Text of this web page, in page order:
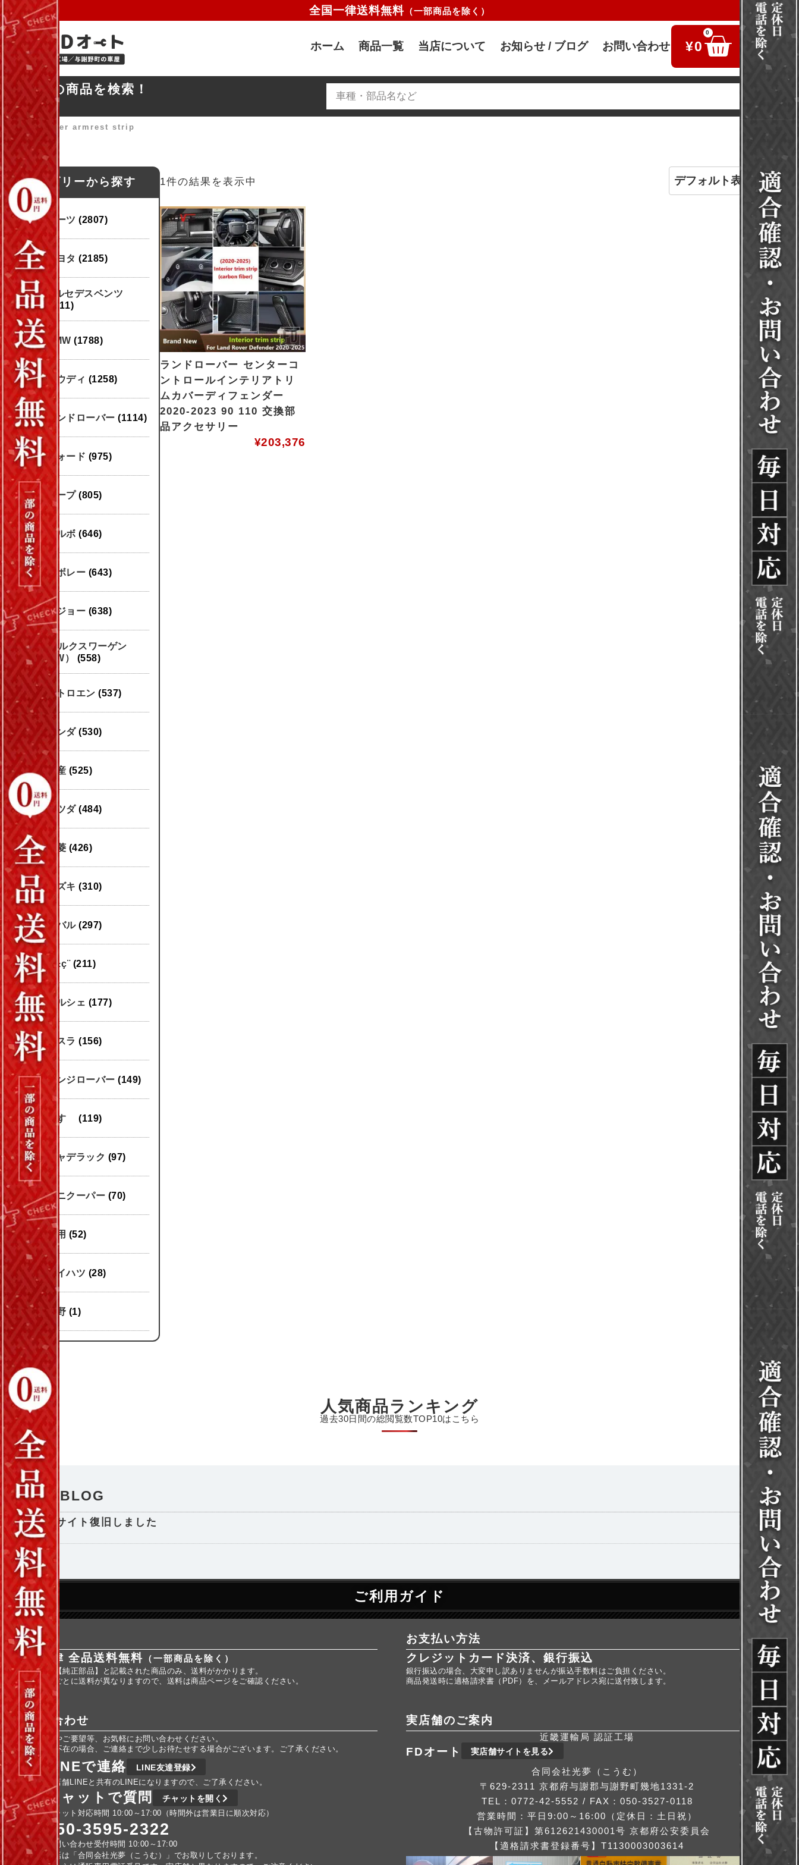
全国一律送料無料 （一部商品を除く）
ホーム 商品一覧 当店について お知らせ / ブログ お問い合わせ ¥0
0
お探しの商品を検索！
ホーム » center armrest strip
カテゴリーから探す
パーツ (2807)
トヨタ (2185)
メルセデスベンツ
(1911)
BMW (1788)
アウディ (1258)
ランドローバー (1114)
フォード (975)
ジープ (805)
ボルボ (646)
シボレー (643)
プジョー (638)
フォルクスワーゲン
（VW） (558)
シトロエン (537)
ホンダ (530)
日産 (525)
マツダ (484)
三菱 (426)
スズキ (310)
スバル (297)
æ±ç¨ (211)
ポルシェ (177)
テスラ (156)
レンジローバー (149)
いすゞ (119)
キャデラック (97)
ミニクーパー (70)
汎用 (52)
ダイハツ (28)
日野 (1)
1件の結果を表示中
ランドローバー センターコ
ントロールインテリアトリ
ムカバーディフェンダー
2020-2023 90 110 交換部
品アクセサリー
¥203,376
人気商品ランキング
過去30日間の総閲覧数TOP10はこちら
NEWS / BLOG
2025-08-29 サイト復旧しました
一覧を見る
ご利用ガイド
送料
全国一律 全品送料無料 （一部商品を除く）
※商品名に【純正部品】と記載された商品のみ、送料がかかります。
※純正部品ごとに送料が異なりますので、送料は商品ページをご確認ください。
お支払い方法
クレジットカード決済、銀行振込
銀行振込の場合、大変申し訳ありませんが振込手数料はご負担ください。
商品発送時に適格請求書（PDF）を、メールアドレス宛に送付致します。
お問い合わせ
ご不明な点やご要望等、お気軽にお問い合わせください。
車検などで不在の場合、ご連絡まで少しお待たせする場合がございます。ご了承ください。
LINEで連絡 LINE友達登録
実店舗LINEと共有のLINEになりますので、ご了承ください。
チャットで質問 チャットを開く
チャット対応時間 10:00～17:00（時間外は営業日に順次対応）
050-3595-2322
お問い合わせ受付時間 10:00～17:00
電話は「合同会社光夢（こうむ）」でお取りしております。
実店舗のご案内
近畿運輸局 認証工場
FDオート 実店舗サイトを見る
合同会社光夢（こうむ）
〒629-2311 京都府与謝郡与謝野町幾地1331-2
TEL：0772-42-5552 / FAX：050-3527-0118
営業時間：平日9:00～16:00（定休日：土日祝）
【古物許可証】第612621430001号 京都府公安委員会
【適格請求書登録番号】T1130003003614